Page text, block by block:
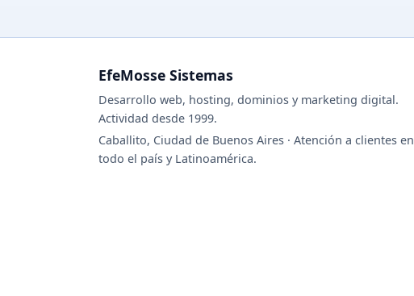
EfeMosse Sistemas
Desarrollo web, hosting, dominios y marketing digital.
Actividad desde 1999.
Caballito, Ciudad de Buenos Aires · Atención a clientes en
todo el país y Latinoamérica.